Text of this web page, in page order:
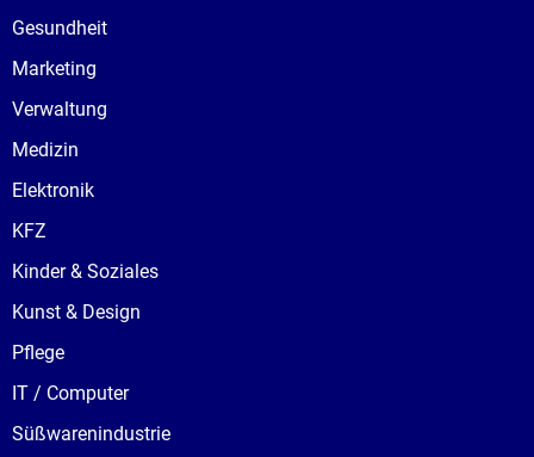
Gesundheit
Marketing
Verwaltung
Medizin
Elektronik
KFZ
Kinder & Soziales
Kunst & Design
Pflege
IT / Computer
Süßwarenindustrie